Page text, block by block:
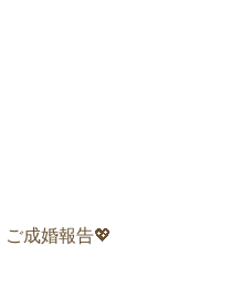
ご成婚報告💖